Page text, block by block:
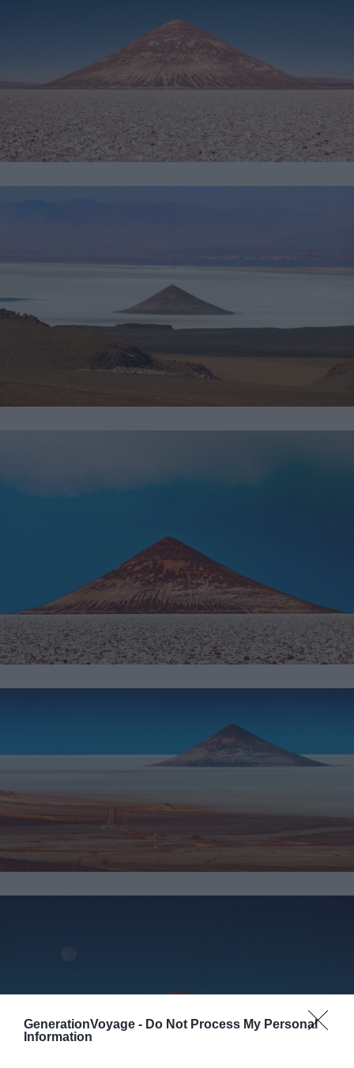
GenerationVoyage - Do Not Process My Personal
Information